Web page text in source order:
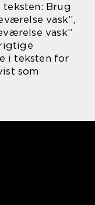
Brug
vask”,
vask”
i teksten for
som